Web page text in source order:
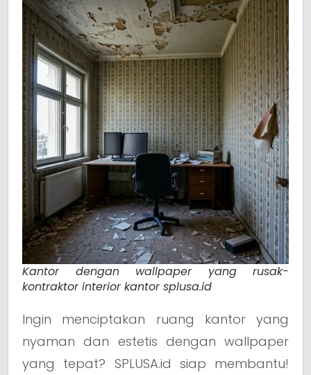
Kantor dengan wallpaper yang rusak-
kontraktor interior kantor splusa.id
Ingin menciptakan ruang kantor yang
nyaman dan estetis dengan wallpaper
yang tepat? SPLUSA.id siap membantu!